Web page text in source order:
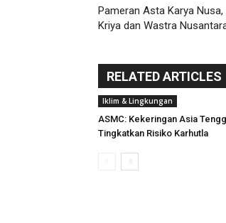
Pameran Asta Karya
Kriya dan Wastra
RELATED ARTICLES
Iklim & Lingkungan
ASMC: Kekeringan Asia
Tingkatkan Risiko Karhutla